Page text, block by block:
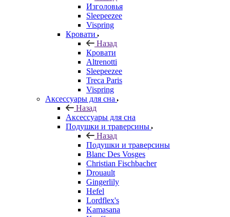
Изголовья
Sleepeezee
Vispring
Кровати
Назад
Кровати
Altrenotti
Sleepeezee
Treca Paris
Vispring
Аксессуары для сна
Назад
Аксессуары для сна
Подушки и траверсины
Назад
Подушки и траверсины
Blanc Des Vosges
Christian Fischbacher
Drouault
Gingerlily
Hefel
Lordflex's
Kamasana